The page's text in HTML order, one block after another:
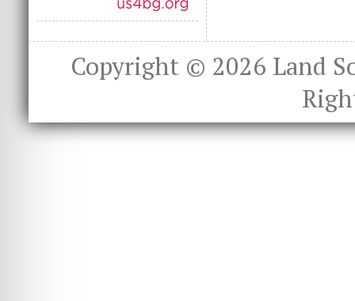
Copyright © 2026 Land